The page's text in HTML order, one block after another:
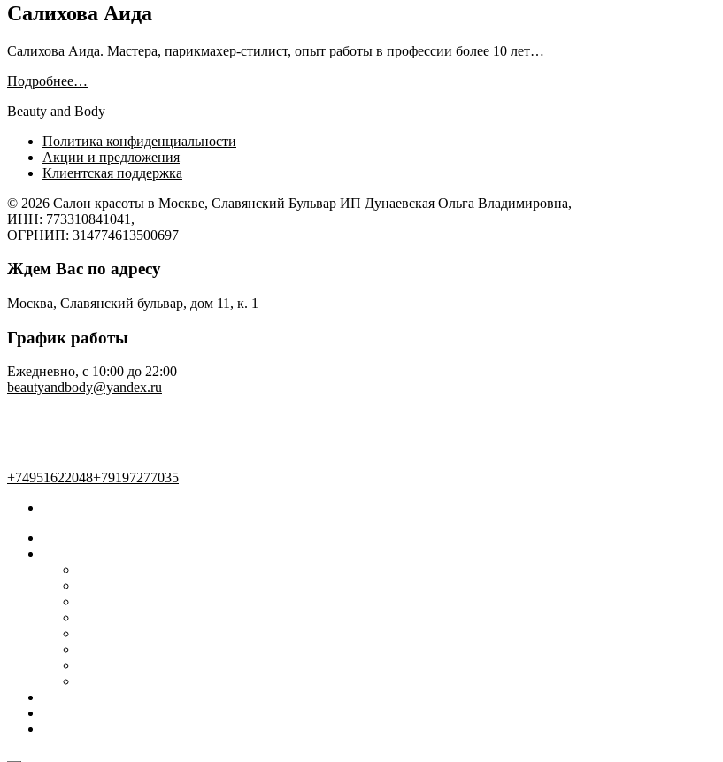
Салихова Аида
Салихова Аида. Мастера, парикмахер-стилист, опыт работы в профессии более 10 лет…
Подробнее…
Beauty and Body
Политика конфиденциальности
Акции и предложения
Клиентская поддержка
© 2026 Салон красоты в Москве, Славянский Бульвар ИП Дунаевская Ольга Владимировна,
ИНН: 773310841041,
ОГРНИП: 314774613500697
Ждем Вас по адресу
Москва, Славянский бульвар, дом 11, к. 1
График работы
Ежедневно, с 10:00 до 22:00
beautyandbody@yandex.ru
+74951622048+79197277035